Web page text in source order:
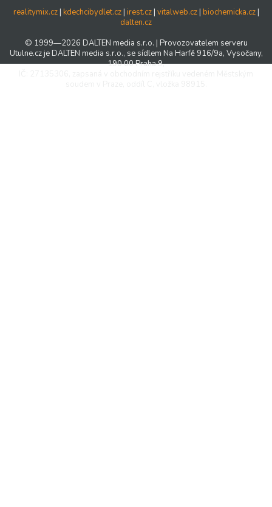
realitymix.cz| kdechcibydlet.cz| irest.cz| vitalweb.cz| biochemicka.cz|
dalten.cz
© 1999—2026 DALTEN media s.r.o. | Provozovatelem serveru
Utulne.cz je DALTEN media s.r.o., se sídlem Na Harfě 916/9a, Vysočany,
190 00 Praha 9,